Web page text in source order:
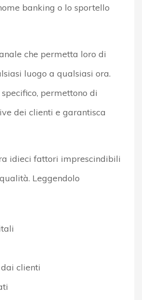
banking o lo sportello
che permetta loro di
luogo a qualsiasi ora.
permettono di
dei clienti e garantisca
idieci fattori imprescindibili
Leggendolo
clienti